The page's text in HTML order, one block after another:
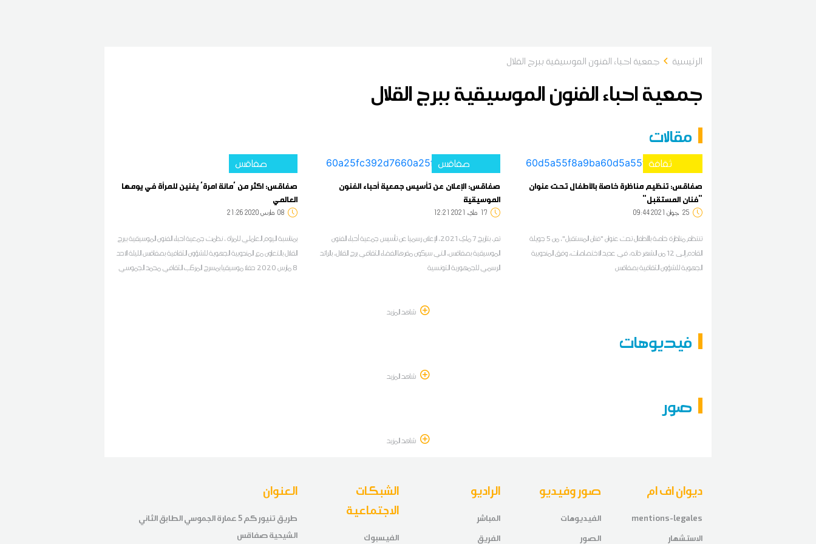
الرئيسية جمعية احباء الفنون الموسيقية ببرج القلال
جمعية احباء الفنون الموسيقية ببرج القلال
مقالات
ثقافة
صفاقس: تنظيم مناظرة خاصة بالأطفال تحت عنوان
"فنان المستقبل"
25 09:44 2021 جوان
تنتظم مناظرة خاصة بالأطفال تحت عنوان "فنان المستقبل"، من 5 جويلة
القادم إلى 12 من الشهر ذاته، في عديد الاختصاصات، وفق المندوبية
الجهوية للشؤون الثقافية بصفاقس
صفاقس
صفاقس: الإعلان عن تأسيس جمعية أحباء الفنون
الموسيقية
17 12:21 2021 ماي
تم، بتاريخ 7 ماي 2021، الإعلان رسميا عن تأسيس جمعية أحباء الفنون
الموسيقية بصفاقس، التي سيكون مقرها الفضاء الثقافي برج القلال، بالرائد
الرسمي للجمهورية التونسية
صفاقس
صفاقس: اكثر من 'مائة امرة' يغنين للمرأة في يومها
العالمي
08 21:26 2020 مارس
بمناسبة اليوم العاملي للمراة ، نظمت جمعية احباء الفنون الموسيقية ببرج
القلال بالتعاون مع المندوبية الجهوية للشؤون الثقافية بصفاقس الليلة الاحد
8 مارس 2020 حفلا موسيقيا بمسرح المركب الثقافي محمد الجموسي
شاهد المزيد
فيديوهات
شاهد المزيد
صور
شاهد المزيد
العنوان
طريق تنيور كم 5 عمارة الجموسي الطابق الثاني
الشيحية صفاقس
الشبكات
الاجتماعية
الفيسبوك
الراديو
المباشر
الفريق
صور وفيديو
الفيديوهات
الصور
ديوان اف ام
mentions-legales
الاستشهار